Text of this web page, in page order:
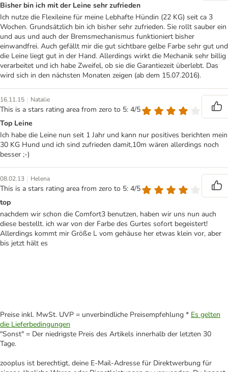
Bisher bin ich mit der Leine sehr zufrieden
Ich nutze die Flexileine für meine Lebhafte Hündin (22 KG) seit ca 3
Wochen. Grundsätzlich bin ich bisher sehr zufrieden. Sie rollt sauber ein
und aus und auch der Bremsmechanismus funktioniert bisher
einwandfrei. Auch gefällt mir die gut sichtbare gelbe Farbe sehr gut und
die Leine liegt gut in der Hand. Allerdings wirkt die Mechanik sehr billig
verarbeitet und ich habe Zweifel, ob sie die Garantiezeit überlebt. Das
wird sich in den nächsten Monaten zeigen (ab dem 15.07.2016).
16.11.15 | Natalie
This is a stars rating area from zero to 5: 4/5
Top Leine
Ich habe die Leine nun seit 1 Jahr und kann nur positives berichten mein
30 KG Hund und ich sind zufrieden damit,10m wären allerdings noch
besser ;-)
08.02.13 | Helena
This is a stars rating area from zero to 5: 4/5
top
nachdem wir schon die Comfort3 benutzen, haben wir uns nun auch
diese bestellt. ich war von der Farbe des Gurtes sofort begeistert!
Allerdings kommt mir Größe L vom gehäuse her etwas klein vor, aber
bis jetzt hält es
Preise inkl. MwSt. UVP = unverbindliche Preisempfehlung * Es gelten
die Lieferbedingungen
"Sonst" = Der niedrigste Preis des Artikels innerhalb der letzten 30
Tage.
zooplus ist berechtigt, deine E-Mail-Adresse für Direktwerbung für